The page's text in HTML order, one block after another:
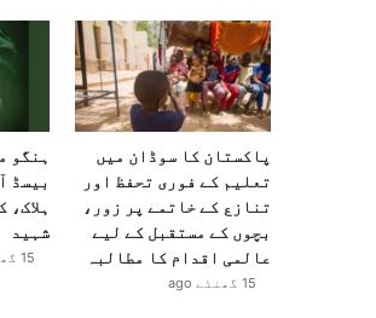
پاکستان کا سوڈان میں
تعلیم کے فوری تحفظ اور
تنازع کے خاتمے پر زور،
بچوں کے مستقبل کے لیے
عالمی اقدام کا مطالبہ
15 گھنٹے ago
ہنگو
شہید
15 گھنٹے ago